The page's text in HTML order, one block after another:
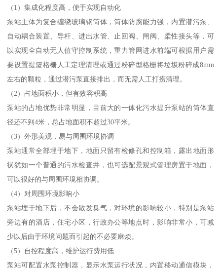
（1）集成化程度高，便于实现自动化
泵站主体为复合缠绕玻璃钢筒体，筒体防腐能力强，内置潜污泵、
自动耦合装置、导杆、进出水管、止回阀、闸阀、柔性接头等，可
以实现全自动无人值守控制系统，重力管网进水前端可根据用户需
要设置提篮格栅人工定理清理或通过粉碎型格栅将垃圾粉碎成8mm
左右的颗粒，通过潜污泵直接排出，而无需人工打捞清理。
（2）占地面积小，但有效容积高
泵站的占地优势非常明显，目前大的一体化污水提升泵站的筒体直
径还不到4米，总占地面积不超过30平米。
（3）外形美观，易与周围环境协调
泵站通常全部埋于地下，地面只留有检修孔和控制箱，露出地面形
状犹如一个普通的污水检查井，也可选配景观式管理房置于地面，
可以很好的与周围环境相协调。
（4）对周围环境影响小
泵站埋于地下后，不会散发臭气，对环境的影响较小，特别是泵站
旁边有的酒店，住宅小区，行政办公等地点时，影响非常小，可减
少以后由于环境问题而引起的不必要麻烦。
（5）自控程度高，维护运行费用低
泵站可配置水泵控制器，显示水泵运行状况，内置移动通信模块，